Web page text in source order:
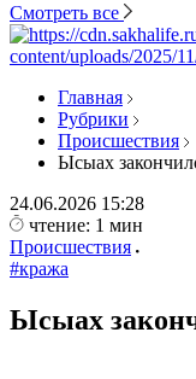
Смотреть все
Главная
Рубрики
Происшествия
Ысыах
24.06.2026 15:28
чтение: 1 мин
Происшествия
#кража
Ысыах